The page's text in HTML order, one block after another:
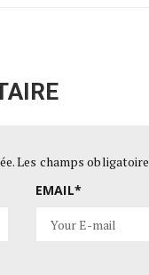
Les champs
EMAIL*